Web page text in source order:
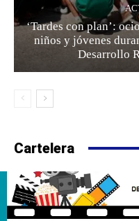
‘Tardes con plan’:
niños y jóvenes
Desarrollo
Cartelera